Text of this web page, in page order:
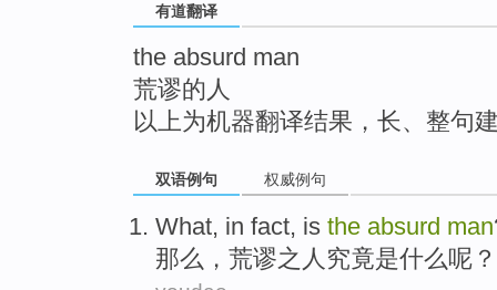
有道翻译
the absurd man
荒谬的人
以上为机器翻译结果，长、整句
双语例句 权威例句
What, in fact, is the absurd man
那么 ，荒谬之 人究竟是什么呢？